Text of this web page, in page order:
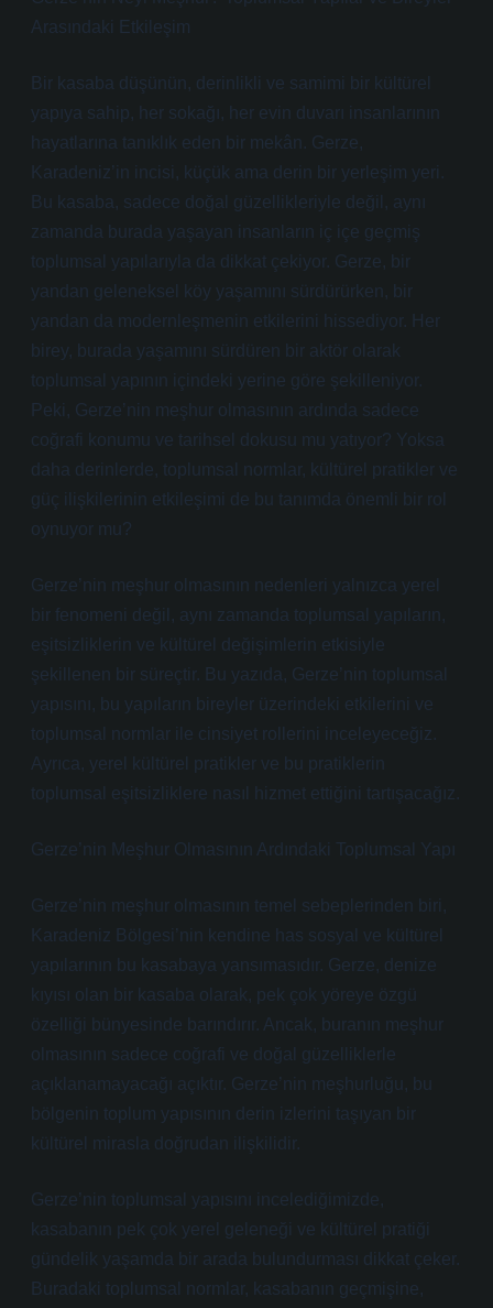
Arasındaki Etkileşim
Bir kasaba düşünün, derinlikli ve samimi bir kültürel
yapıya sahip, her sokağı, her evin duvarı insanlarının
hayatlarına tanıklık eden bir mekân. Gerze,
Karadeniz’in incisi, küçük ama derin bir yerleşim yeri.
Bu kasaba, sadece doğal güzellikleriyle değil, aynı
zamanda burada yaşayan insanların iç içe geçmiş
toplumsal yapılarıyla da dikkat çekiyor. Gerze, bir
yandan geleneksel köy yaşamını sürdürürken, bir
yandan da modernleşmenin etkilerini hissediyor. Her
birey, burada yaşamını sürdüren bir aktör olarak
toplumsal yapının içindeki yerine göre şekilleniyor.
Peki, Gerze’nin meşhur olmasının ardında sadece
coğrafi konumu ve tarihsel dokusu mu yatıyor? Yoksa
daha derinlerde, toplumsal normlar, kültürel pratikler ve
güç ilişkilerinin etkileşimi de bu tanımda önemli bir rol
oynuyor mu?
Gerze’nin meşhur olmasının nedenleri yalnızca yerel
bir fenomeni değil, aynı zamanda toplumsal yapıların,
eşitsizliklerin ve kültürel değişimlerin etkisiyle
şekillenen bir süreçtir. Bu yazıda, Gerze’nin toplumsal
yapısını, bu yapıların bireyler üzerindeki etkilerini ve
toplumsal normlar ile cinsiyet rollerini inceleyeceğiz.
Ayrıca, yerel kültürel pratikler ve bu pratiklerin
toplumsal eşitsizliklere nasıl hizmet ettiğini tartışacağız.
Gerze’nin Meşhur Olmasının Ardındaki Toplumsal Yapı
Gerze’nin meşhur olmasının temel sebeplerinden biri,
Karadeniz Bölgesi’nin kendine has sosyal ve kültürel
yapılarının bu kasabaya yansımasıdır. Gerze, denize
kıyısı olan bir kasaba olarak, pek çok yöreye özgü
özelliği bünyesinde barındırır. Ancak, buranın meşhur
olmasının sadece coğrafi ve doğal güzelliklerle
açıklanamayacağı açıktır. Gerze’nin meşhurluğu, bu
bölgenin toplum yapısının derin izlerini taşıyan bir
kültürel mirasla doğrudan ilişkilidir.
Gerze’nin toplumsal yapısını incelediğimizde,
kasabanın pek çok yerel geleneği ve kültürel pratiği
gündelik yaşamda bir arada bulundurması dikkat çeker.
Buradaki toplumsal normlar, kasabanın geçmişine,